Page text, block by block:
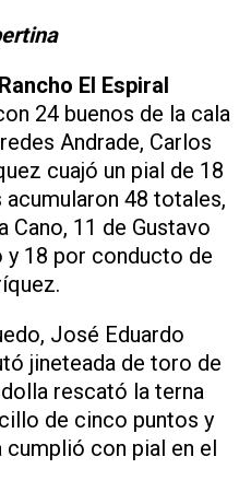
Rancho El Espiral
24 buenos de la cala
Andrade, Carlos
cuajó un pial de 18
acumularon 48 totales,
Cano, 11 de Gustavo
y 18 por conducto de
José Eduardo
jineteada de toro de
rescató la terna
de cinco puntos y
con pial en el